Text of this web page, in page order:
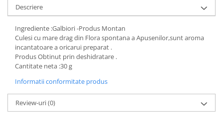
Descriere
Ingrediente :Galbiori -Produs Montan
Culesi cu mare drag din Flora spontana a Apusenilor,sunt aroma
incantatoare a oricarui preparat .
Produs Obtinut prin deshidratare .
Cantitate neta :30 g
Informatii conformitate produs
Review-uri(0)